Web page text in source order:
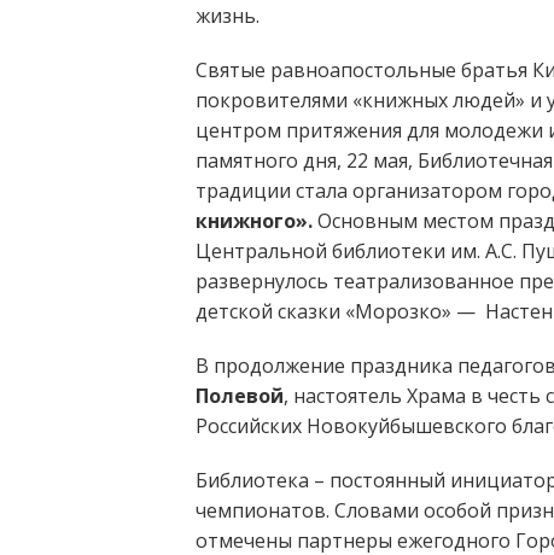
жизнь.
Святые равноапостольные братья
покровителями «книжных людей» и
центром притяжения для молодежи
памятного дня, 22 мая,
традиции стала организатором
книжного».Основным местом
Центральной библиотеки им. А.С.
развернулось театрализованное
детской сказки «Морозко» —
В продолжение праздника
Полевой, настоятель Храма в
Российских Новокуйбышевского
Библиотека – постоянный
чемпионатов. Словами особой
отмечены партнеры ежегодного